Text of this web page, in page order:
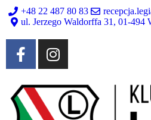
+48 22 487 80 83
ul. Jerzego Waldorffa 31, 01-494